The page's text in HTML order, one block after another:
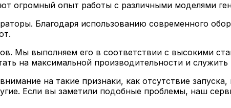
огромный опыт работы с различными моделями
Благодаря использованию современного
Мы выполняем его в соответствии с высокими
на максимальной производительности и
на такие признаки, как отсутствие запуска,
Если вы заметили подобные проблемы, наш